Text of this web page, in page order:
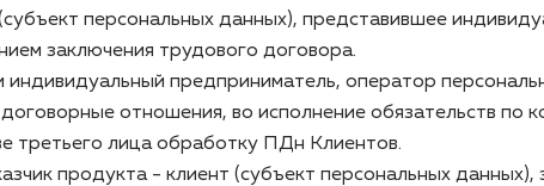
персональных данных), представившее
заключения трудового договора.
предприниматель, оператор
отношения, во исполнение обязательств
третьего лица обработку ПДн Клиентов.
продукта - клиент (субъект персональных